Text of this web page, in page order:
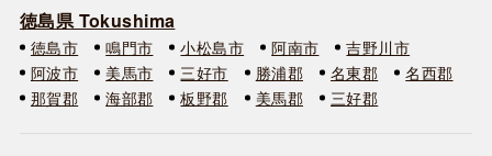
徳島県 Tokushima
徳島市 鳴門市 小松島市 阿南市
吉野川市
阿波市
美馬市 三好市 勝浦郡 名東郡
名西郡
那賀郡
海部郡 板野郡 美馬郡 三好郡